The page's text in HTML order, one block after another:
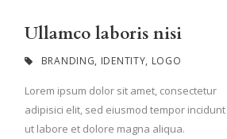
Ullamco laboris nisi
BRANDING, IDENTITY, LOGO
Lorem ipsum dolor sit amet, consectetur
adipisici elit, sed eiusmod tempor incidunt
ut labore et dolore magna aliqua.